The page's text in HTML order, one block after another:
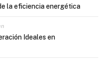
la eficiencia energética
Ideales en